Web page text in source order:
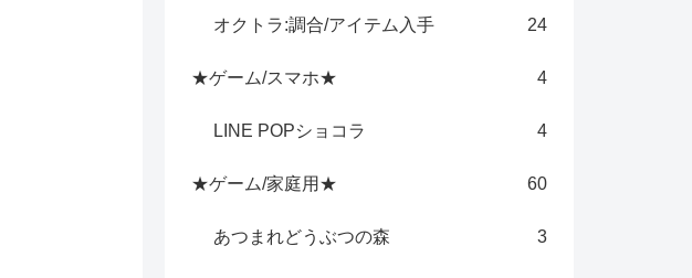
オクトラ:調合/アイテム入手 24
★ゲーム/スマホ★ 4
LINE POPショコラ 4
★ゲーム/家庭用★ 60
あつまれどうぶつの森 3